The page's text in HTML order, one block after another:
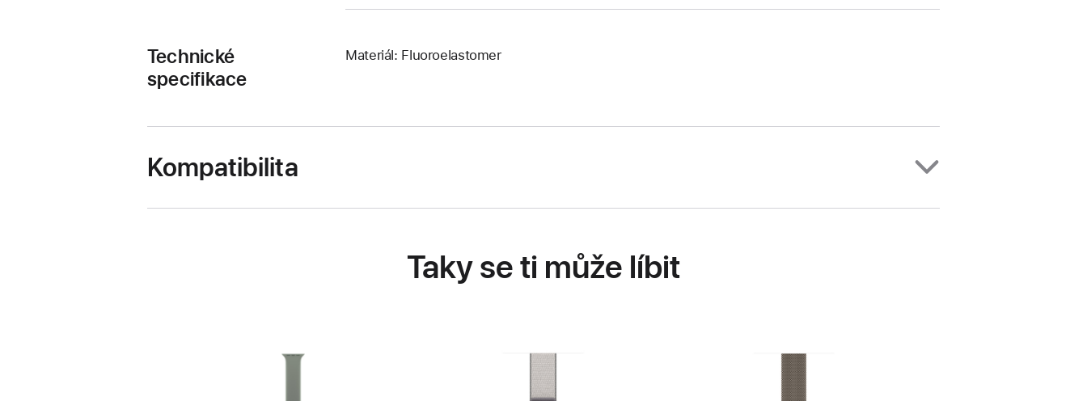
Technické
specifikace
Materiál: Fluoroelastomer
Kompatibilita
Taky se ti může líbit